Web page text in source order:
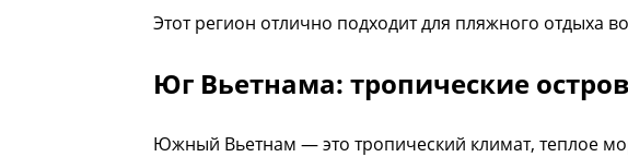
Этот регион отлично подходит для пляжного отдыха
Юг Вьетнама: тропические
Южный Вьетнам — это тропический климат, теплое